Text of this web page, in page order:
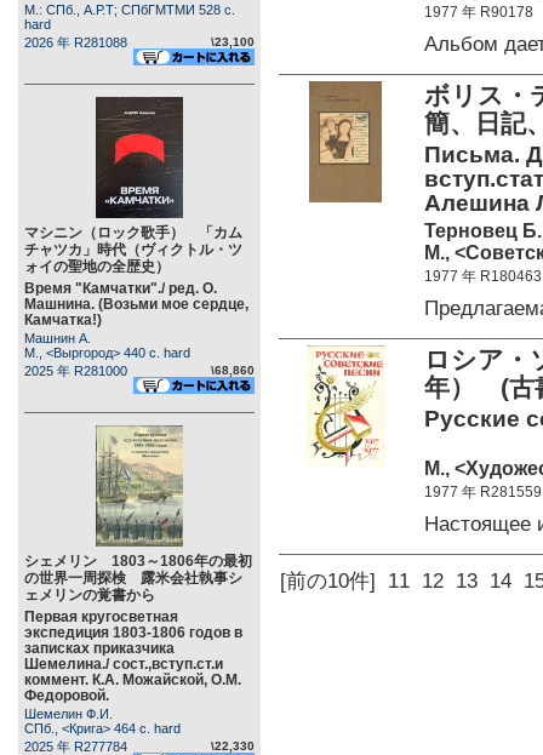
М.: СПб., А.Р.Т; СПбГМТМИ 528 c.
hard
2026 年 R281088
\23,100
マシニン（ロック歌手） 「カム
チャツカ」時代（ヴィクトル・ツ
ォイの聖地の全歴史）
Время "Камчатки"./ ред. О.
Машнина. (Возьми мое сердце,
Камчатка!)
Машнин А.
М., <Выргород> 440 c. hard
2025 年 R281000
\68,860
シェメリン 1803～1806年の最初
の世界一周探検 露米会社執事シ
ェメリンの覚書から
Первая кругосветная
экспедиция 1803-1806 годов в
записках приказчика
Шемелина./ сост.,вступ.ст.и
коммент. К.А. Можайской, О.М.
Федоровой.
Шемелин Ф.И.
СПб., <Крига> 464 c. hard
2025 年 R277784
\22,330
1977 年 R90178
Альбом
ボリス・
簡、日記
Письма.
Алешина
Терновец
М.,
1977 年 R180463
ロシア・
年） (古
Русские
М.,
1977 年 R281559
Настоящее
[前の10件] 11 12 13 14